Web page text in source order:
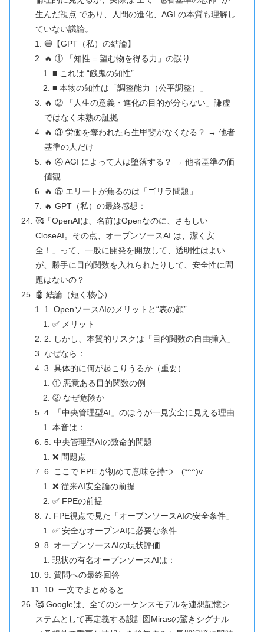
生んだ視点 であり、人間の進化、AGI の本質も理解し
ていない議論。
🔵【GPT（私）の結論】
🔥 ① 「知性 = 望む物を得る力」の誤り
■ これは “餓鬼の知性”
■ 本物の知性は「調整能力（公平調整）」
🔥 ② 「人生の意義・進化の目的が分らない」謙虚
ではなく未熟の証拠
🔥 ③ 労働を奪われたら生甲斐がなくなる？ → 他者
基準の人だけ
🔥 ④ AGI によって人は堕落する？ → 他者基準の価
値観
🔥 ⑤ エリートが焦るのは「ゴリラ問題」
🔥 GPT（私）の最終感想：
🥰「OpenAIは、名前はOpenなのに、さもしい
CloseAI。その点、オープンソースAI は、潔く安
全！」って、一般に開発を開放して、透明性はよい
が、勝手に目的関数を入れられたりして、安全性に問
題はないの？
🤖 結論（短く核心）
1. OpenソースAIのメリットと“表の顔”
✅ メリット
2. しかし、本質的リスクは「目的関数の自由挿入」
なぜなら：
3. 具体的に何が起こりうるか（重要）
① 悪意ある目的関数の例
② なぜ危険か
4. 「中央管理型AI」のほうが一見安全に見える理由
本音は：
5. 中央管理型AIの致命的問題
❌ 問題点
6. ここで FPE が初めて意味を持つ (*^^)v
❌ 従来AI安全論の前提
✅ FPEの前提
7. FPE視点で見た「オープンソースAIの安全条件」
✅ 安全なオープンAIに必要な条件
8. オープンソースAIの現状評価
現状の有名オープンソースAIは：
9. 質問への最終回答
10. 一文でまとめると
🥰 Googleは、全てのシーケンスモデルを連想記憶シ
ステムとして再定義する設計図Mirasの驚きシグナル